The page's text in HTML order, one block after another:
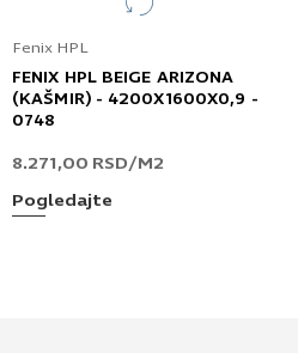
Fenix HPL
FENIX HPL BEIGE ARIZONA
(KAŠMIR) - 4200X1600X0,9 -
0748
8.271,00 RSD/M2
Pogledajte